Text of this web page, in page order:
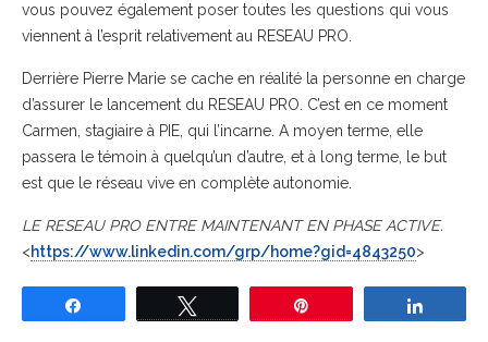
vous pouvez également poser toutes les questions qui vous
viennent à l’esprit relativement au RESEAU PRO.
Derrière Pierre Marie se cache en réalité la personne en charge
d’assurer le lancement du RESEAU PRO. C’est en ce moment
Carmen, stagiaire à PIE, qui l’incarne. A moyen terme, elle
passera le témoin à quelqu’un d’autre, et à long terme, le but
est que le réseau vive en complète autonomie.
LE RESEAU PRO ENTRE MAINTENANT EN PHASE ACTIVE.
<https://www.linkedin.com/grp/home?gid=4843250>